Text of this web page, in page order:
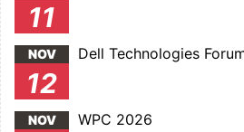
11
NOV
12
Dell Technologies
NOV WPC 2026